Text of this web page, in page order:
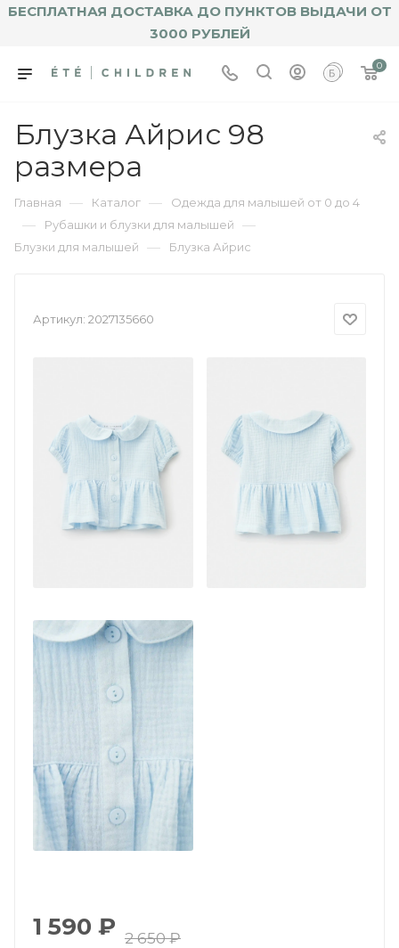
БЕСПЛАТНАЯ ДОСТАВКА ДО ПУНКТОВ ВЫДАЧИ ОТ
3000 РУБЛЕЙ
0
Блузка Айрис 98
размера
Главная — Каталог — Одежда для малышей от 0 до 4
— Рубашки и блузки для малышей —
Блузки для малышей — Блузка Айрис
Артикул: 2027135660
1 590 ₽ 2 650₽